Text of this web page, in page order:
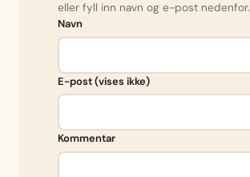
eller fyll inn navn og e-post nedenfor.
Kommentar
Navn
E-post (vises ikke)